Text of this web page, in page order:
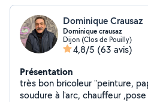
Dominique Crausaz
Dominique crausaz
Dijon (Clos de Pouilly)
4,8/5 (63 avis)
Présentation
très bon bricoleur "peinture,
soudure à l'arc, chauffeur